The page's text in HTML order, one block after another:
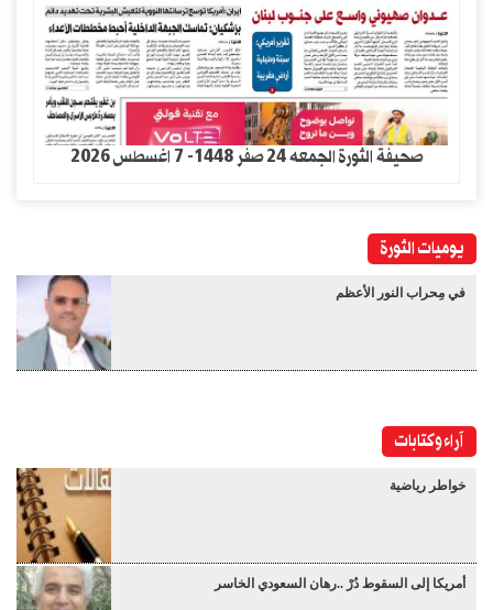
صحيفة الثورة الجمعه 24 صفر 1448- 7 اغسطس 2026
يوميات الثورة
في مِحراب النور الأعظم
آراء وكتابات
خواطر رياضية
أمريكا إلى السقوط دُرْ ..رهان السعودي الخاسر